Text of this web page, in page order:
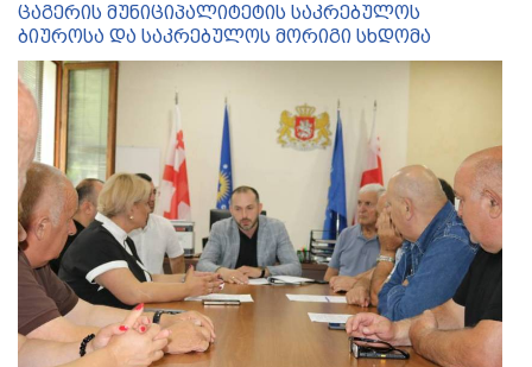
ცაგერის მუნიციპალიტეტის საკრებულოს
ბიუროსა და საკრებულოს მორიგი სხდომა